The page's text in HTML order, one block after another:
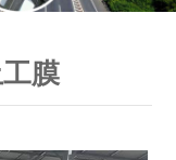
膜